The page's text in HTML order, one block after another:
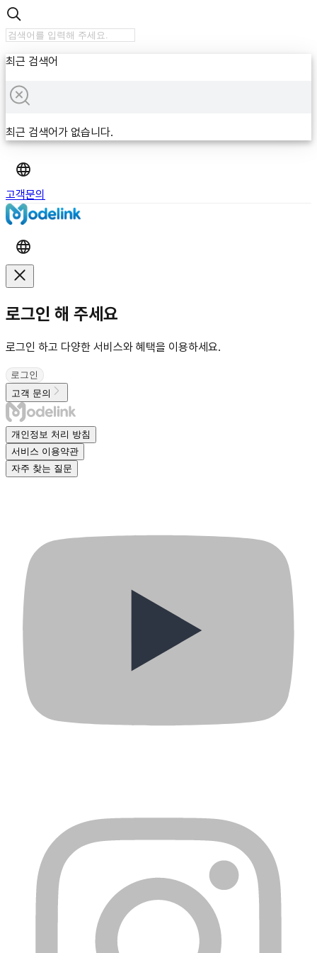
최근 검색어
최근 검색어가 없습니다.
고객문의
로그인 해 주세요
로그인 하고 다양한 서비스와 혜택을 이용하세요.
로그인
고객 문의
개인정보 처리 방침
서비스 이용약관
자주 찾는 질문